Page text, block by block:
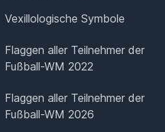
Vexillologische Symbole
Flaggen aller Teilnehmer der
Fußball-WM 2022
Flaggen aller Teilnehmer der
Fußball-WM 2026